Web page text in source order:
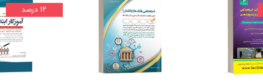
۱۲ درصد